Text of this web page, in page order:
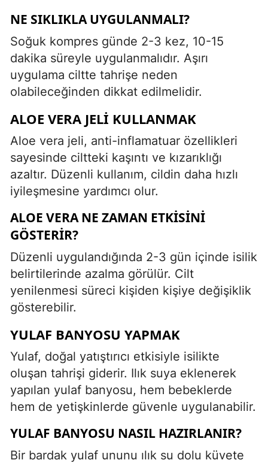
NE SIKLIKLA UYGULANMALI?
Soğuk kompres günde 2-3 kez, 10-15
dakika süreyle uygulanmalıdır. Aşırı
uygulama ciltte tahrişe neden
olabileceğinden dikkat edilmelidir.
ALOE VERA JELI KULLANMAK
Aloe vera jeli, anti-inflamatuar özellikleri
sayesinde ciltteki kaşıntı ve kızarıklığı
azaltır. Düzenli kullanım, cildin daha hızlı
iyileşmesine yardımcı olur.
ALOE VERA NE ZAMAN ETKISINI
GÖSTERIR?
Düzenli uygulandığında 2-3 gün içinde isilik
belirtilerinde azalma görülür. Cilt
yenilenmesi süreci kişiden kişiye değişiklik
gösterebilir.
YULAF BANYOSU YAPMAK
Yulaf, doğal yatıştırıcı etkisiyle isilikte
oluşan tahrişi giderir. Ilık suya eklenerek
yapılan yulaf banyosu, hem bebeklerde
hem de yetişkinlerde güvenle uygulanabilir.
YULAF BANYOSU NASIL HAZIRLANIR?
Bir bardak yulaf ununu ılık su dolu küvete